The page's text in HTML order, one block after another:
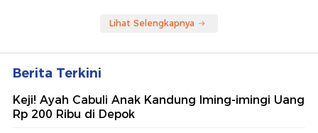
Lihat Selengkapnya
Berita Terkini
Keji! Ayah Cabuli Anak Kandung Iming-imingi Uang
Rp 200 Ribu di Depok